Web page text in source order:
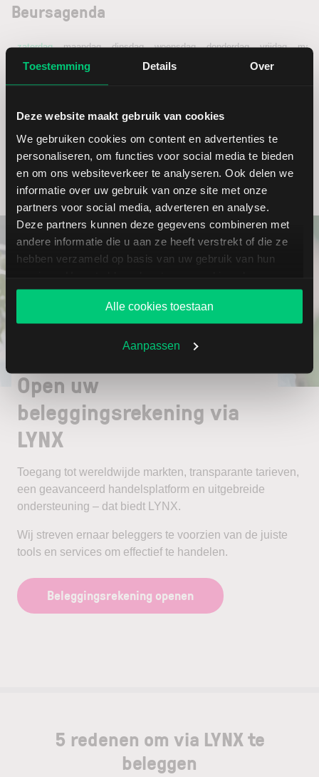
Toestemming Details Over
Deze website maakt gebruik van cookies
We gebruiken cookies om content en advertenties te
personaliseren, om functies voor social media te bieden
en om ons websiteverkeer te analyseren. Ook delen we
informatie over uw gebruik van onze site met onze
partners voor social media, adverteren en analyse.
Deze partners kunnen deze gegevens combineren met
andere informatie die u aan ze heeft verstrekt of die ze
hebben verzameld op basis van uw gebruik van hun
website blijft gebruiken.
Alle cookies toestaan
Aanpassen
Beursagenda
zaterdag
08
maandag
10
dinsdag woensdag
12
donderdag vrijdag
14
18:45 uur Fed Bowman Speech
Open uw
beleggingsrekening via
LYNX
Toegang tot wereldwijde markten, transparante tarieven,
een geavanceerd handelsplatform en uitgebreide
ondersteuning – dat biedt LYNX.
Wij streven ernaar beleggers te voorzien van de juiste
tools en services om effectief te handelen.
Beleggingsrekening openen
5 redenen om via LYNX te
beleggen